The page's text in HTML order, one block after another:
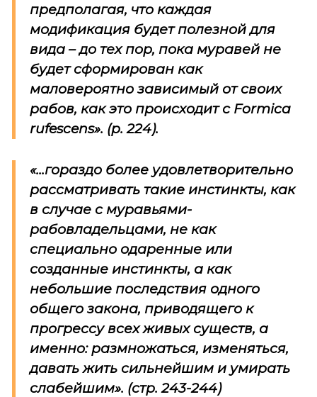
предполагая, что каждая
модификация будет полезной для
вида – до тех пор, пока муравей не
будет сформирован как
маловероятно зависимый от своих
рабов, как это происходит с Formica
rufescens». (p. 224).
«...гораздо более удовлетворительно
рассматривать такие инстинкты, как
в случае с муравьями-
рабовладельцами, не как
специально одаренные или
созданные инстинкты, а как
небольшие последствия одного
общего закона, приводящего к
прогрессу всех живых существ, а
именно: размножаться, изменяться,
давать жить сильнейшим и умирать
слабейшим». (стр. 243-244)